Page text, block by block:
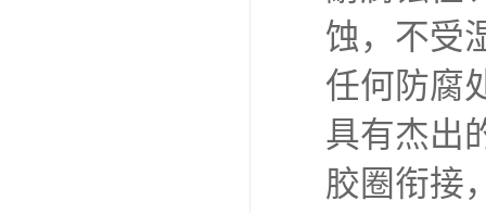
蚀，不受
任何防腐
具有杰出
胶圈衔接